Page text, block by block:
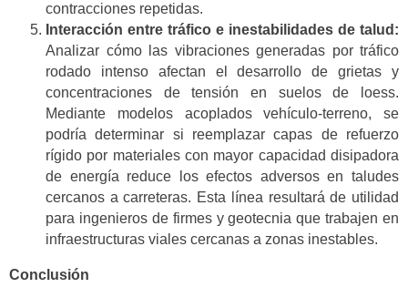
contracciones repetidas.
Interacción entre tráfico e inestabilidades de talud:
Analizar cómo las vibraciones generadas por tráfico
rodado intenso afectan el desarrollo de grietas y
concentraciones de tensión en suelos de loess.
Mediante modelos acoplados vehículo-terreno, se
podría determinar si reemplazar capas de refuerzo
rígido por materiales con mayor capacidad disipadora
de energía reduce los efectos adversos en taludes
cercanos a carreteras. Esta línea resultará de utilidad
para ingenieros de firmes y geotecnia que trabajen en
infraestructuras viales cercanas a zonas inestables.
Conclusión